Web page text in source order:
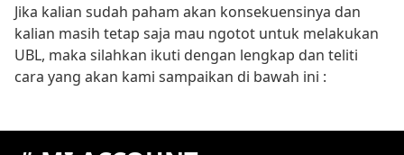
Jika kalian sudah paham akan konsekuensinya dan
kalian masih tetap saja mau ngotot untuk melakukan
UBL, maka silahkan ikuti dengan lengkap dan teliti
cara yang akan kami sampaikan di bawah ini :